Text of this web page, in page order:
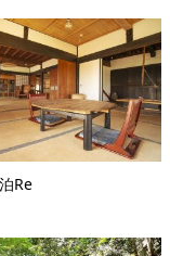
Re